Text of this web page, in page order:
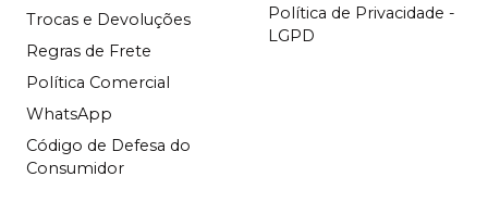
Trocas e Devoluções
Regras de Frete
Política Comercial
WhatsApp
Código de Defesa do
Consumidor
Política de Privacidade -
LGPD